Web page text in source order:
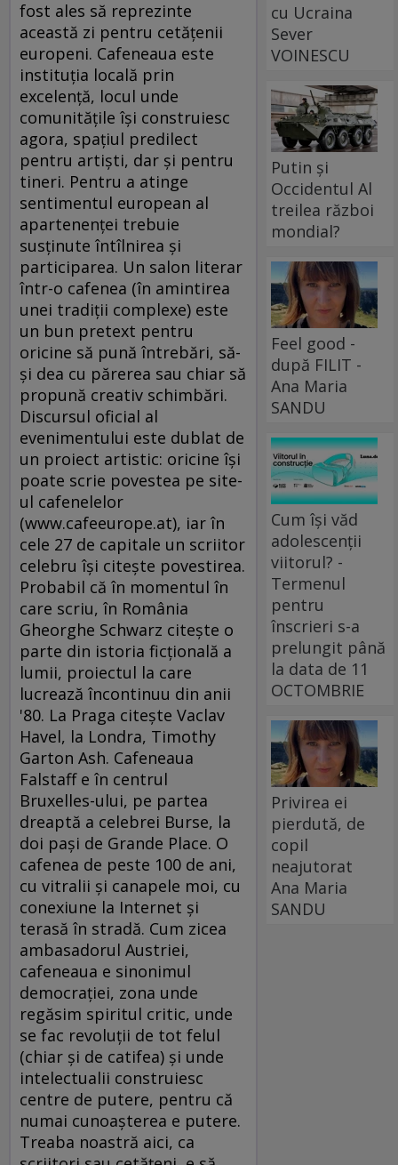
fost ales să reprezinte
această zi pentru cetăţenii
europeni. Cafeneaua este
instituţia locală prin
excelenţă, locul unde
comunităţile îşi construiesc
agora, spaţiul predilect
pentru artişti, dar şi pentru
tineri. Pentru a atinge
sentimentul european al
apartenenţei trebuie
susţinute întîlnirea şi
participarea. Un salon literar
într-o cafenea (în amintirea
unei tradiţii complexe) este
un bun pretext pentru
oricine să pună întrebări, să-
şi dea cu părerea sau chiar să
propună creativ schimbări.
Discursul oficial al
evenimentului este dublat de
un proiect artistic: oricine îşi
poate scrie povestea pe site-
ul cafenelelor
(www.cafeeurope.at), iar în
cele 27 de capitale un scriitor
celebru îşi citeşte povestirea.
Probabil că în momentul în
care scriu, în România
Gheorghe Schwarz citeşte o
parte din istoria ficţională a
lumii, proiectul la care
lucrează încontinuu din anii
'80. La Praga citeşte Vaclav
Havel, la Londra, Timothy
Garton Ash. Cafeneaua
Falstaff e în centrul
Bruxelles-ului, pe partea
dreaptă a celebrei Burse, la
doi paşi de Grande Place. O
cafenea de peste 100 de ani,
cu vitralii şi canapele moi, cu
conexiune la Internet şi
terasă în stradă. Cum zicea
ambasadorul Austriei,
cafeneaua e sinonimul
democraţiei, zona unde
regăsim spiritul critic, unde
se fac revoluţii de tot felul
(chiar şi de catifea) şi unde
intelectualii construiesc
centre de putere, pentru că
numai cunoaşterea e putere.
Treaba noastră aici, ca
cu Ucraina
Sever
VOINESCU
Putin și
Occidentul Al
treilea război
mondial?
Feel good -
după FILIT -
Ana Maria
SANDU
Cum își văd
adolescenții
viitorul? -
Termenul
pentru
înscrieri s-a
prelungit până
la data de 11
OCTOMBRIE
Privirea ei
pierdută, de
copil
neajutorat
Ana Maria
SANDU